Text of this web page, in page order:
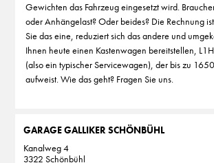
Gewichten das Fahrzeug eingesetzt wird.
oder Anhängelast? Oder beides? Die Rechnung
Sie das eine, reduziert sich das andere und
Ihnen heute einen Kastenwagen bereitstellen,
(also ein typischer Servicewagen), der bis zu
aufweist. Wie das geht? Fragen Sie uns.
GARAGE GALLIKER SCHÖNBÜHL
Kanalweg 4
3322 Schönbühl